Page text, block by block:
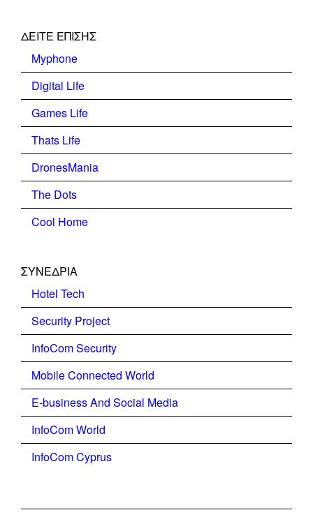
ΔΕΊΤΕ ΕΠΊΣΗΣ
Myphone
Digital Life
Games Life
Thats Life
DronesMania
The Dots
Cool Home
ΣΥΝΕΔΡΙΑ
Hotel Tech
Security Project
InfoCom Security
Mobile Connected World
E-business And Social Media
InfoCom World
InfoCom Cyprus